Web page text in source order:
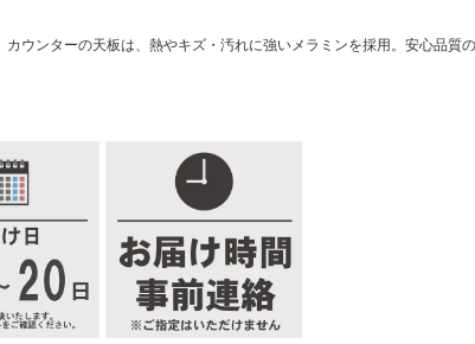
ウンターの天板は、熱やキズ・汚れに強いメラミンを採用。安心品質の